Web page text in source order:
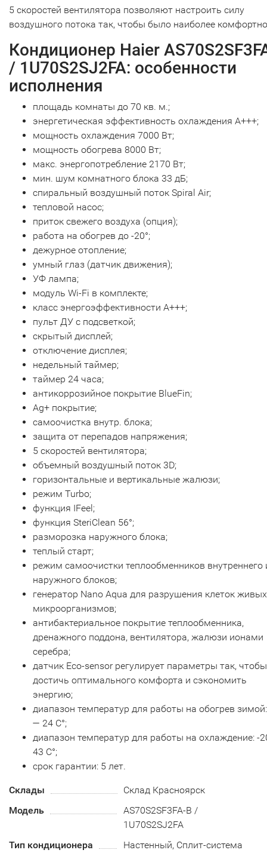
5 скоростей вентилятора позволяют настроить силу
воздушного потока так, чтобы было наиболее
Кондиционер Haier
/ 1U70S2SJ2FA: особенности
исполнения
площадь комнаты до 70 кв. м.;
энергетическая эффективность охлаждения А+++;
мощность охлаждения 7000 Вт;
мощность обогрева 8000 Вт;
макс. энергопотребление 2170 Вт;
мин. шум комнатного блока 33 дБ;
спиральный воздушный поток Spiral Air;
тепловой насос;
приток свежего воздуха (опция);
работа на обогрев до -20°;
дежурное отопление;
умный глаз (датчик движения);
УФ лампа;
модуль Wi-Fi в комплекте;
класс энергоэффективности А+++;
пульт ДУ с подсветкой;
скрытый дисплей;
отключение дисплея;
недельный таймер;
таймер 24 часа;
антикоррозийное покрытие BlueFin;
Ag+ покрытие;
самоочистка внутр. блока;
защита от перепадов напряжения;
5 скоростей вентилятора;
объемный воздушный поток 3D;
горизонтальные и вертикальные жалюзи;
режим Turbo;
функция IFeel;
функция SteriClean 56°;
разморозка наружного блока;
теплый старт;
режим самоочистки теплообменников внутреннего
наружного блоков;
генератор Nano Aqua для разрушения клеток живых
микроорганизмов;
антибактериальное покрытие теплообменника,
дренажного поддона, вентилятора, жалюзи ионами
серебра;
датчик Eco-sensor регулирует параметры так, чтобы
достичь оптимального комфорта и сэкономить
энергию;
диапазон температур для работы на обогрев
— 24 С°;
диапазон температур для работы на охлаждение: -
43 С°;
срок гарантии: 5 лет.
Склады
Склад Красноярск
Модель
AS70S2SF3FA-B /
1U70S2SJ2FA
Тип кондиционера
Настенный, Сплит-система